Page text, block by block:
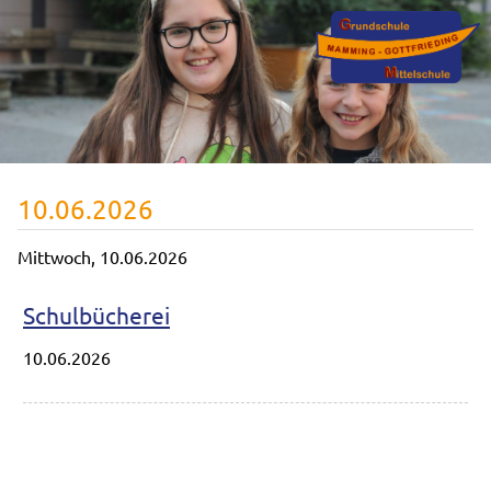
10.06.2026
Mittwoch, 10.06.2026
Schulbücherei
10.06.2026